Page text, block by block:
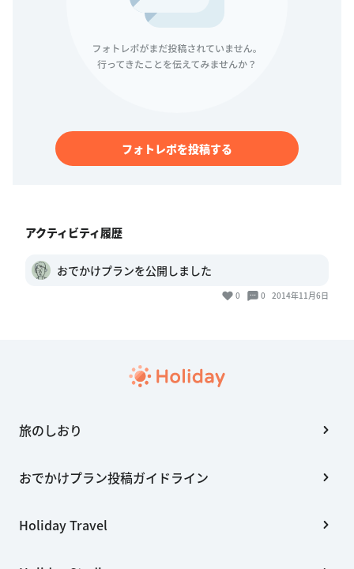
フォトレポを投稿する
アクティビティ履歴
おでかけプランを公開しました
0 0 2014年11月6日
旅のしおり
おでかけプラン投稿ガイドライン
Holiday Travel